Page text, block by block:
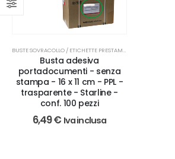
BUSTE SOVRACOLLO / ETICHETTE PRESTAMPATE
Busta adesiva
portadocumenti - senza
stampa - 16 x 11 cm - PPL -
trasparente - Starline -
conf. 100 pezzi
6,49€ Iva inclusa